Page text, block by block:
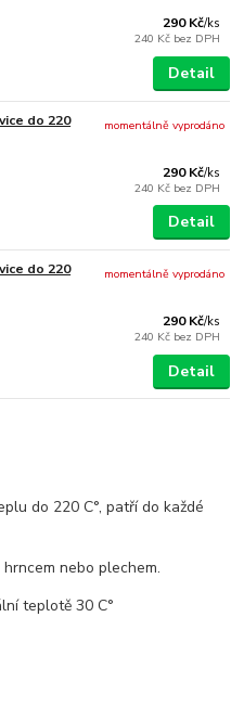
290 Kč/ks
240 Kč bez DPH
Detail
do 220
290 Kč/ks
240 Kč bez DPH
momentálně vyprodáno
Detail
do 220
290 Kč/ks
240 Kč bez DPH
momentálně vyprodáno
Detail
do 220 C°, patří do každé
nebo plechem.
teplotě 30 C°